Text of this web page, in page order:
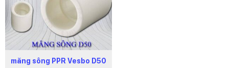
măng sông PPR Vesbo D50